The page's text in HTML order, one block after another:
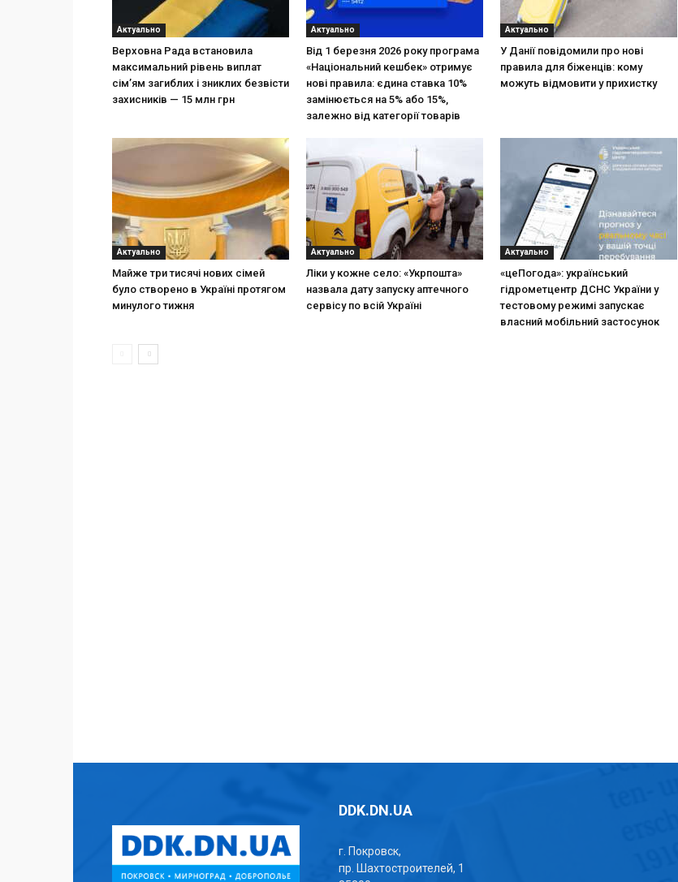
Актуально
Верховна Рада встановила
максимальний рівень виплат
сім’ям загиблих і зниклих безвісти
захисників — 15 млн грн
Актуально
Від 1 березня 2026 року програма
«Національний кешбек» отримує
нові правила: єдина ставка 10%
замінюється на 5% або 15%,
залежно від категорії товарів
Актуально
У Данії повідомили про нові
правила для біженців: кому
можуть відмовити у прихистку
Актуально
Майже три тисячі нових сімей
було створено в Україні протягом
минулого тижня
Актуально
Ліки у кожне село: «Укрпошта»
назвала дату запуску аптечного
сервісу по всій Україні
Актуально
«цеПогода»: український
гідрометцентр ДСНС України у
тестовому режимі запускає
власний мобільний застосунок
DDK.DN.UA
г. Покровск,
пр. Шахтостроителей, 1